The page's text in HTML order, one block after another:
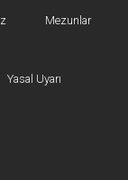
Mezunlar
Yasal Uyarı